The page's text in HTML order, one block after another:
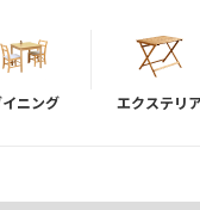
ニング エクステリ